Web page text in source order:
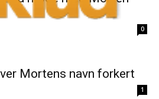
0
Mortens navn forkert
1